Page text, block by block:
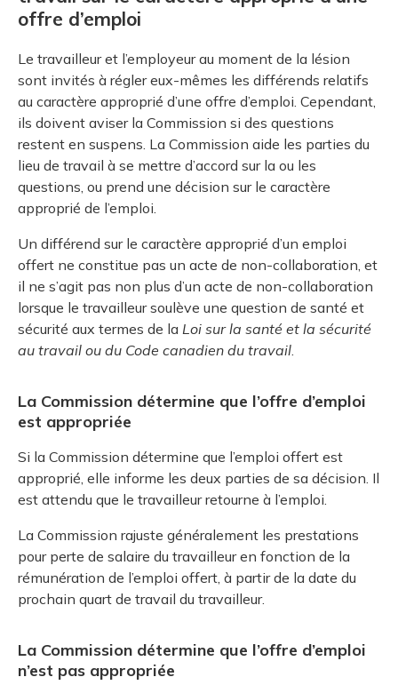
offre d’emploi
Le travailleur et l’employeur au moment de la lésion
sont invités à régler eux-mêmes les différends relatifs
au caractère approprié d’une offre d’emploi. Cependant,
ils doivent aviser la Commission si des questions
restent en suspens. La Commission aide les parties du
lieu de travail à se mettre d’accord sur la ou les
questions, ou prend une décision sur le caractère
approprié de l’emploi.
Un différend sur le caractère approprié d’un emploi
offert ne constitue pas un acte de non-collaboration, et
il ne s’agit pas non plus d’un acte de non-collaboration
lorsque le travailleur soulève une question de santé et
sécurité aux termes de la Loi sur la santé et la sécurité
au travail ou du Code canadien du travail
La Commission détermine que l’offre d’emploi
est appropriée
Si la Commission détermine que l’emploi offert est
approprié, elle informe les deux parties de sa décision. Il
est attendu que le travailleur retourne à l’emploi.
La Commission rajuste généralement les prestations
pour perte de salaire du travailleur en fonction de la
rémunération de l’emploi offert, à partir de la date du
prochain quart de travail du travailleur.
La Commission détermine que l’offre d’emploi
n’est pas appropriée